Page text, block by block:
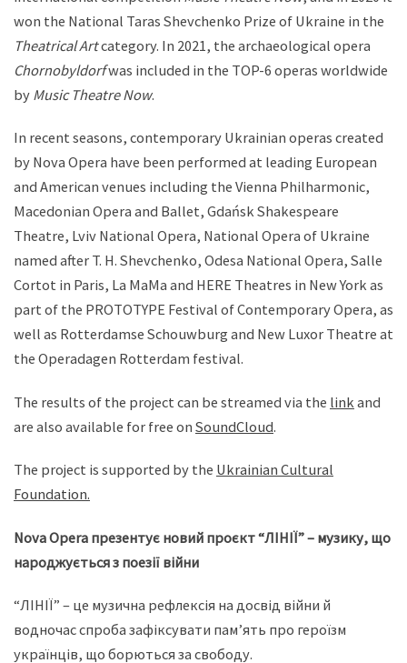
won the National Taras Shevchenko Prize of Ukraine in the
Theatrical Artcategory. In 2021, the archaeological opera
Chornobyldorfwas included in the TOP-6 operas worldwide
by Music Theatre Now.
In recent seasons, contemporary Ukrainian operas created
by Nova Opera have been performed at leading European
and American venues including the Vienna Philharmonic,
Macedonian Opera and Ballet, Gdańsk Shakespeare
Theatre, Lviv National Opera, National Opera of Ukraine
named after T. H. Shevchenko, Odesa National Opera, Salle
Cortot in Paris, La MaMa and HERE Theatres in New York as
part of the PROTOTYPE Festival of Contemporary Opera, as
well as Rotterdamse Schouwburg and New Luxor Theatre at
the Operadagen Rotterdam festival.
The results of the project can be streamed via the link and
are also available for free on SoundCloud.
The project is supported by the Ukrainian Cultural
Foundation.
Nova Opera презентує новий проєкт “ЛІНІЇ” – музику, що
народжується з поезії війни
“ЛІНІЇ” – це музична рефлексія на досвід війни й
водночас спроба зафіксувати пам’ять про героїзм
українців, що борються за свободу.